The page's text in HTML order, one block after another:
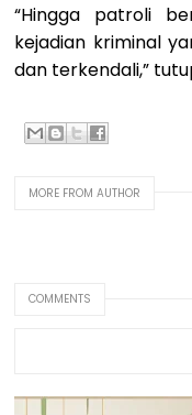
“Hingga patroli
kejadian kriminal
dan terkendali,”
MORE FROM AUTHOR
COMMENTS